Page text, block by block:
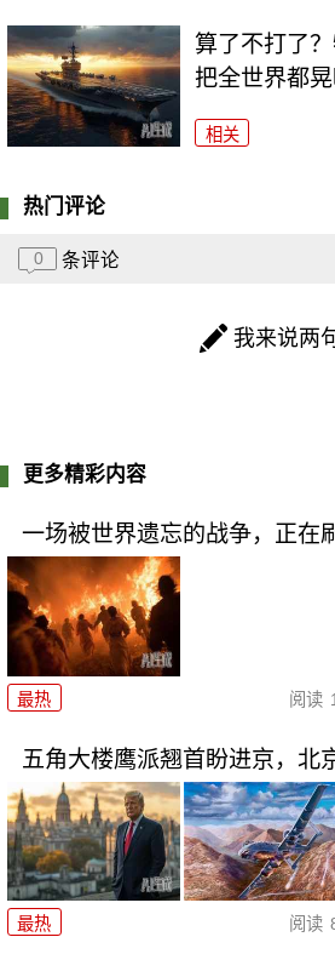
算了不打了？
把全世界都
相关
热门评论
0 条评论
我来说两
更多精彩内容
一场被世界遗忘的战争，正在
最热 阅读
五角大楼鹰派翘首盼进京，北
最热 阅读